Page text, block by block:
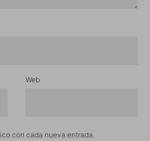
Web
con cada nueva entrada.